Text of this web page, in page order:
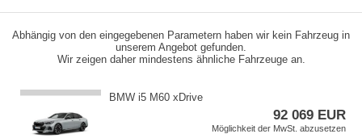
Abhängig von den eingegebenen Parametern haben wir kein Fahrzeug in
unserem Angebot gefunden.
Wir zeigen daher mindestens ähnliche Fahrzeuge an.
BMW i5 M60 xDrive
92 069 EUR
Möglichkeit der MwSt. abzusetzen